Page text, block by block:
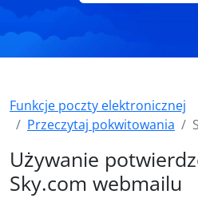
Funkcje poczty elektronicznej
Przeczytaj pokwitowania
Używanie
Sky.com webmailu